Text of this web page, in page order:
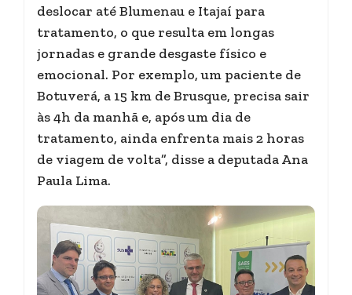
deslocar até Blumenau e Itajaí para
tratamento, o que resulta em longas
jornadas e grande desgaste físico e
emocional. Por exemplo, um paciente de
Botuverá, a 15 km de Brusque, precisa sair
às 4h da manhã e, após um dia de
tratamento, ainda enfrenta mais 2 horas
de viagem de volta”, disse a deputada Ana
Paula Lima.